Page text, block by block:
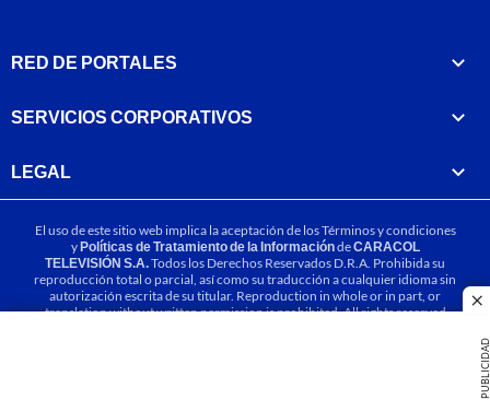
PUBLICIDAD
RED DE PORTALES
SERVICIOS CORPORATIVOS
LEGAL
El uso de este sitio web implica la aceptación de losTérminos y condiciones
yPolíticas de Tratamiento de la InformacióndeCARACOL
TELEVISIÓN S.A.Todos los Derechos Reservados D.R.A. Prohibida su
reproducción total o parcial, así como su traducción a cualquier idioma sin
autorización escrita de su titular. Reproduction in whole or in part, or
translation without written permission is prohibited. All rights reserved